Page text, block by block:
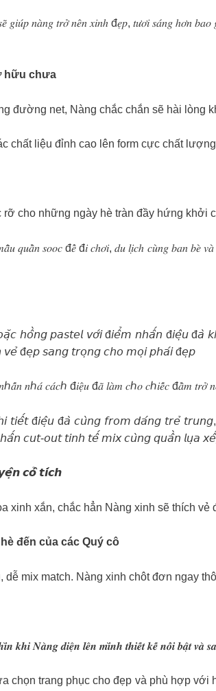
𝑛𝑎̀𝑛𝑔 𝑡𝑟𝑜̛̉ 𝑛𝑒̂𝑛 𝑥𝑖𝑛ℎ đ𝑒̣𝑝, 𝑡𝑢̛𝑜̛𝑖 𝑠𝑎́𝑛𝑔 ℎ𝑜̛𝑛
hữu chưa
đường net, Nàng chắc chắn sẽ hài lòng
chất liệu đỉnh cao lên form cực chất
rỡ cho những ngày hè tràn đầy hứng khởi
𝑞𝑢𝑎̂̀𝑛 𝑠𝑜𝑜𝑐 đ𝑒̂̉ đ𝑖 𝑐ℎ𝑜̛𝑖, 𝑑𝑢 𝑙𝑖̣𝑐ℎ 𝑐𝑢̀𝑛𝑔 𝑏𝑎𝑛 𝑏𝑒̀
𝘩𝘰̂̀𝘯𝘨 𝘱𝘢𝘴𝘵𝘦𝘭 𝘷𝘰̛́𝘪 đ𝘪𝘦̂̉𝘮 𝘯𝘩𝘢̂́𝘯 đ𝘪𝘦̣̂𝘶 đ𝘢̀
đ𝘦̣𝘱 𝘴𝘢𝘯𝘨 𝘵𝘳𝘰̣𝘯𝘨 𝘤𝘩𝘰 𝘮𝘰̣𝘪 𝘱𝘩𝘢́𝘪 đ𝘦̣𝘱
𝑛ℎ𝑎́ 𝑐𝑎́𝑐ℎ đ𝑖𝑒̣̂𝑢 đ𝑎̃ 𝑙𝑎̀𝑚 𝑐ℎ𝑜 𝑐ℎ𝑖𝑒̂́𝑐 đ𝑎̂̀𝑚 𝑡𝑟𝑜̛̉
đ𝘪𝘦̣̂𝘶 đ𝘢̀ 𝘤𝘶̀𝘯𝘨 𝘧𝘳𝘰𝘮 𝘥𝘢́𝘯𝘨 𝘵𝘳𝘦̉
𝘰𝘶𝘵 𝘵𝘪𝘯𝘩 𝘵𝘦̂́ 𝘮𝘪𝘹 𝘤𝘶̀𝘯𝘨 𝘲𝘶𝘢̂̀𝘯 𝘭𝘶̣𝘢
𝙘𝙤̂̉ 𝙩𝙞́𝙘𝙝
xinh xắn, chắc hẳn Nàng xinh sẽ thích
đến của các Quý cô
dễ mix match. Nàng xinh chôt đơn ngay
𝒌𝒉𝒊 𝑵𝒂̀𝒏𝒈 𝒅𝒊𝒆̣̂𝒏 𝒍𝒆̂𝒏 𝒎𝒊̀𝒏𝒉 𝒕𝒉𝒊𝒆̂́𝒕 𝒌𝒆̂́ 𝒏𝒐̂̉𝒊 𝒃𝒂̣̂𝒕 𝒗𝒂̀
chọn trang phục cho đẹp và phù hợp